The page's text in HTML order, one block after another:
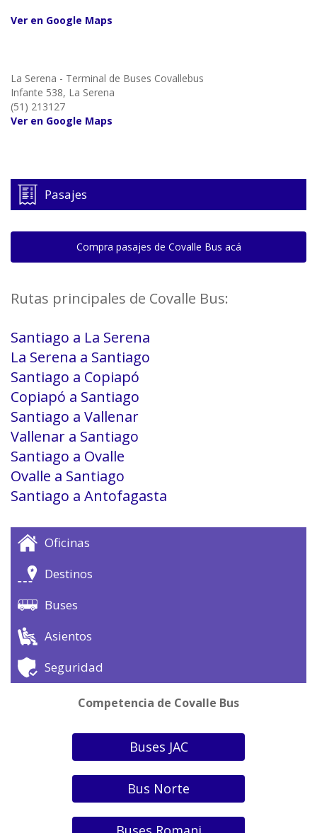
Ver en Google Maps
La Serena - Terminal de Buses Covallebus
Infante 538, La Serena
(51) 213127
Ver en Google Maps
Pasajes
Compra pasajes de Covalle Bus acá
Rutas principales de Covalle Bus:
Santiago a La Serena
La Serena a Santiago
Santiago a Copiapó
Copiapó a Santiago
Santiago a Vallenar
Vallenar a Santiago
Santiago a Ovalle
Ovalle a Santiago
Santiago a Antofagasta
Oficinas
Destinos
Buses
Asientos
Seguridad
Competencia de Covalle Bus
Buses JAC
Bus Norte